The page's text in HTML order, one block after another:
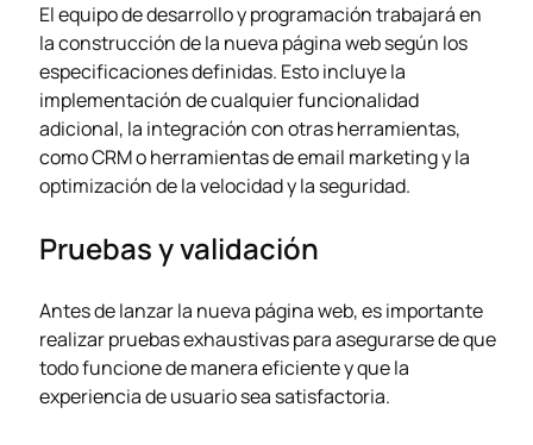
El equipo de desarrollo y programación trabajará en
la construcción de la nueva página web según los
especificaciones definidas. Esto incluye la
implementación de cualquier funcionalidad
adicional, la integración con otras herramientas,
como CRM o herramientas de email marketing y la
optimización de la velocidad y la seguridad.
Pruebas y validación
Antes de lanzar la nueva página web, es importante
realizar pruebas exhaustivas para asegurarse de que
todo funcione de manera eficiente y que la
experiencia de usuario sea satisfactoria.